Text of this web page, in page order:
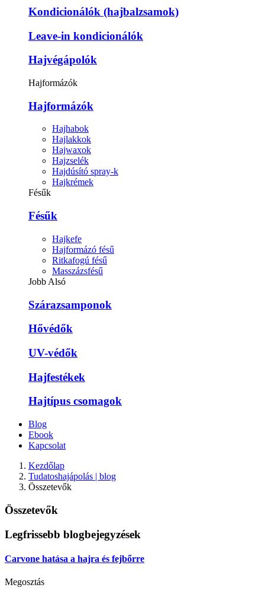
Kondicionálók (hajbalzsamok)
Leave-in kondicionálók
Hajvégápolók
Hajformázók
Hajformázók
Hajhabok
Hajlakkok
Hajwaxok
Hajzselék
Hajdúsító spray-k
Hajkrémek
Fésűk
Fésűk
Hajkefe
Hajformázó fésű
Ritkafogú fésű
Masszázsfésű
Jobb Alsó
Szárazsamponok
Hővédők
UV-védők
Hajfestékek
Hajtípus csomagok
Blog
Ebook
Kapcsolat
Kezdőlap
Tudatoshajápolás | blog
Összetevők
Összetevők
Legfrissebb blogbejegyzések
Carvone hatása a hajra és fejbőrre
Megosztás